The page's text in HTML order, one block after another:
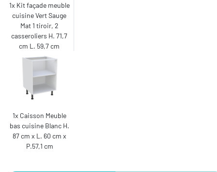
1x Kit façade meuble
cuisine Vert Sauge
Mat 1 tiroir, 2
casseroliers H. 71,7
cm L. 59,7 cm
1x Caisson Meuble
bas cuisine Blanc H.
87 cm x L. 60 cm x
P.57,1 cm